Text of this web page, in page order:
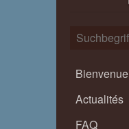
Bienvenue
Actualités
FAQ